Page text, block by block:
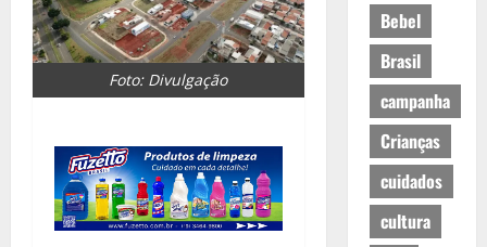
Foto: Divulgação
Bebel
Brasil
campanha
Crianças
cuidados
cultura